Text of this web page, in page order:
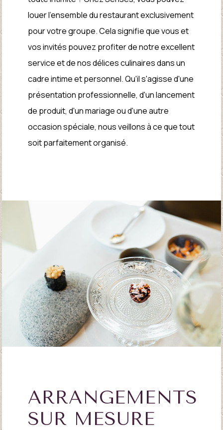
louer l'ensemble du restaurant exclusivement
pour votre groupe. Cela signifie que vous et
vos invités pouvez profiter de notre excellent
service et de nos délices culinaires dans un
cadre intime et personnel. Qu'il s'agisse d'une
présentation professionnelle, d'un lancement
de produit, d'un mariage ou d'une autre
occasion spéciale, nous veillons à ce que tout
soit parfaitement organisé.
ARRANGEMENTS
SUR MESURE